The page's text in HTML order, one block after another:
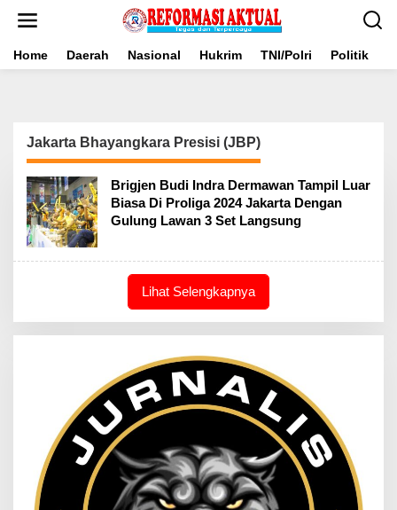
Home Daerah Nasional Hukrim TNI/Polri Politik
Jakarta Bhayangkara Presisi (JBP)
Brigjen Budi Indra Dermawan Tampil Luar
Biasa Di Proliga 2024 Jakarta Dengan
Gulung Lawan 3 Set Langsung
Lihat Selengkapnya